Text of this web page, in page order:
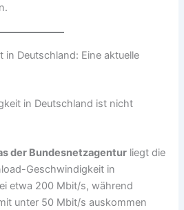
Deutschland: Eine aktuelle
in Deutschland ist nicht
der Bundesnetzagentur liegt die
Geschwindigkeit in
etwa 200 Mbit/s, während
unter 50 Mbit/s auskommen